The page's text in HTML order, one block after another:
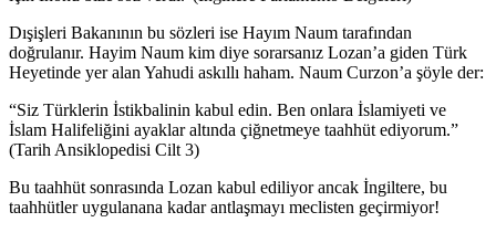
Dışişleri Bakanının bu sözleri ise Hayım Naum tarafından
doğrulanır. Hayim Naum kim diye sorarsanız Lozan’a giden Türk
Heyetinde yer alan Yahudi askıllı haham. Naum Curzon’a şöyle der:
“Siz Türklerin İstikbalinin kabul edin. Ben onlara İslamiyeti ve
İslam Halifeliğini ayaklar altında çiğnetmeye taahhüt ediyorum.”
(Tarih Ansiklopedisi Cilt 3)
Bu taahhüt sonrasında Lozan kabul ediliyor ancak İngiltere, bu
taahhütler uygulanana kadar antlaşmayı meclisten geçirmiyor!